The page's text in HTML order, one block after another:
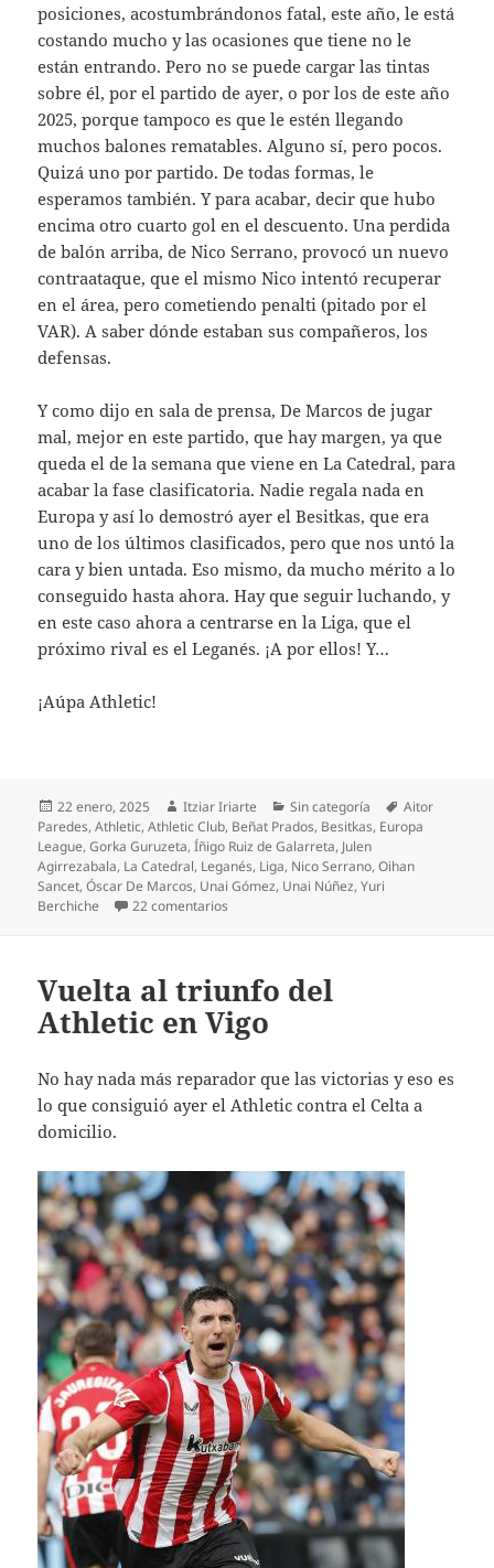
posiciones, acostumbrándonos fatal, este año, le está
costando mucho y las ocasiones que tiene no le
están entrando. Pero no se puede cargar las tintas
sobre él, por el partido de ayer, o por los de este año
2025, porque tampoco es que le estén llegando
muchos balones rematables. Alguno sí, pero pocos.
Quizá uno por partido. De todas formas, le
esperamos también. Y para acabar, decir que hubo
encima otro cuarto gol en el descuento. Una perdida
de balón arriba, de Nico Serrano, provocó un nuevo
contraataque, que el mismo Nico intentó recuperar
en el área, pero cometiendo penalti (pitado por el
VAR). A saber dónde estaban sus compañeros, los
defensas.
Y como dijo en sala de prensa, De Marcos de jugar
mal, mejor en este partido, que hay margen, ya que
queda el de la semana que viene en La Catedral, para
acabar la fase clasificatoria. Nadie regala nada en
Europa y así lo demostró ayer el Besitkas, que era
uno de los últimos clasificados, pero que nos untó la
cara y bien untada. Eso mismo, da mucho mérito a lo
conseguido hasta ahora. Hay que seguir luchando, y
en este caso ahora a centrarse en la Liga, que el
próximo rival es el Leganés. ¡A por ellos! Y…
¡Aúpa Athletic!
Publicado
el
22 enero, 2025 Autor
Itziar Iriarte Categorías
Sin categoría Etiquetas
Aitor
Paredes,Athletic,Athletic Club, Beñat Prados, Besitkas, Europa
League,Gorka Guruzeta,Íñigo Ruiz de Galarreta, Julen
Agirrezabala, La Catedral, Leganés, Liga, Nico Serrano,Oihan
Sancet,Óscar De Marcos, Unai Gómez, Unai Núñez,Yuri
Berchiche
22 comentarios
Vuelta al triunfo del
Athletic en Vigo
No hay nada más reparador que las victorias y eso es
lo que consiguió ayer el Athletic contra el Celta a
domicilio.